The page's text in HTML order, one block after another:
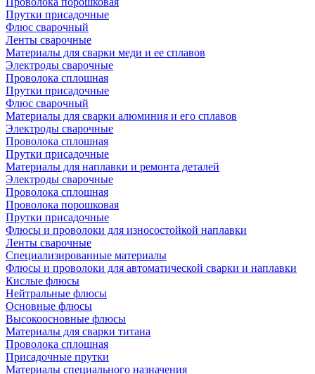
Прутки присадочные
Флюс сварочный
Ленты сварочные
Материалы для сварки меди и ее сплавов
Электроды сварочные
Проволока сплошная
Прутки присадочные
Флюс сварочный
Материалы для сварки алюминия и его сплавов
Электроды сварочные
Проволока сплошная
Прутки присадочные
Материалы для наплавки и ремонта деталей
Электроды сварочные
Проволока сплошная
Проволока порошковая
Прутки присадочные
Флюсы и проволоки для износостойкой наплавки
Ленты сварочные
Специализированные материалы
Флюсы и проволоки для автоматической сварки и наплавки
Кислые флюсы
Нейтральные флюсы
Основные флюсы
Высокоосновные флюсы
Материалы для сварки титана
Проволока сплошная
Присадочные прутки
Материалы специального назначения